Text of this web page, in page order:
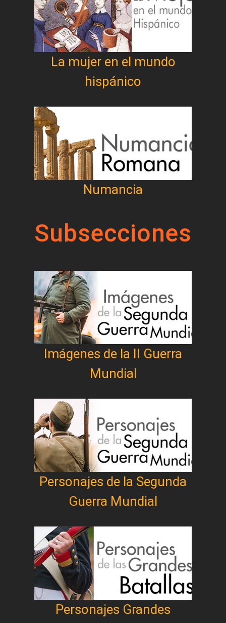
La mujer en el mundo
hispánico
Numancia
Subsecciones
Imágenes de la II Guerra
Mundial
Personajes de la Segunda
Guerra Mundial
Personajes Grandes